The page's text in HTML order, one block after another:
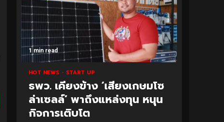
1 min read
HOT NEWS START UP
ธพว. เคียงข้าง ‘เสียงเกษมโซ
ล่าเซลล์’ พาถึงแหล่งทุน หนุน
กิจการเติบโต